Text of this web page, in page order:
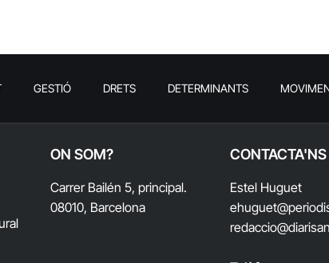
GESTIÓ DRETS DETERMINANTS
ON SOM?
Carrer Bailén 5, principal.
08010, Barcelona
CONTACTA'NS
Estel Huguet
ehuguet